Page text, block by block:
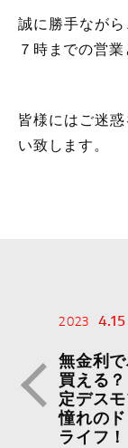
誠に勝手なが
７時までの営業
皆様にはご迷
い致します。
2023 4.15
無金利
買える
定デス
憧れの
ライフ！